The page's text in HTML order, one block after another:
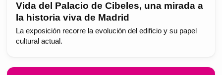
Vida del Palacio de Cibeles, una mirada a
la historia viva de Madrid
La exposición recorre la evolución del edificio y su papel
cultural actual.